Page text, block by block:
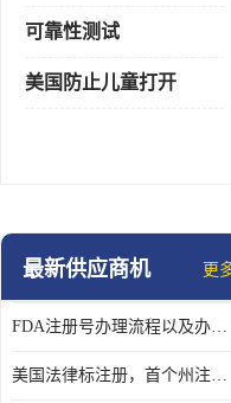
可靠性测试
美国防止儿童打开
最新供应商机 更
FDA注册号办理流程以及办理周期是多久
美国法律标注册，首个州注册该如何选择